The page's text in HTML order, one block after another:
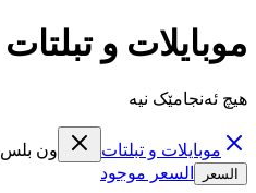
موبايلات و تبلتات
هیچ ئەنجامێک نیە
موبايلات و تبلتات ون بلس
السعر السعر موجود